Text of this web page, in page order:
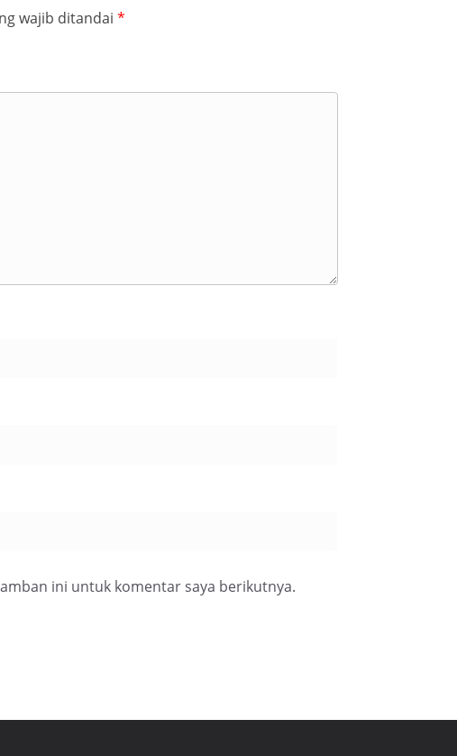
wajib ditandai *
ini untuk komentar saya berikutnya.